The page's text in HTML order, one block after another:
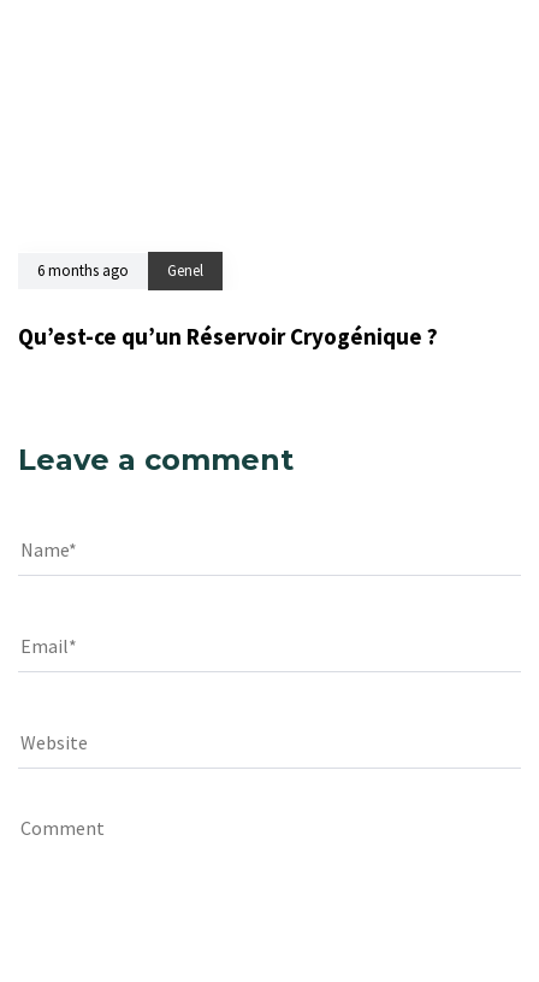
6 months ago Genel
Qu’est-ce qu’un Réservoir Cryogénique ?
Leave a comment